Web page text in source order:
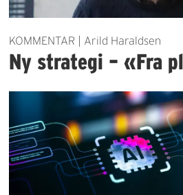
KOMMENTAR | Arild Haraldsen
Ny strategi – «Fra